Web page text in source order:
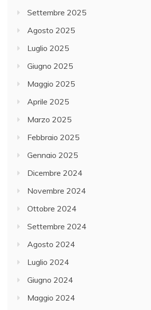
Settembre 2025
Agosto 2025
Luglio 2025
Giugno 2025
Maggio 2025
Aprile 2025
Marzo 2025
Febbraio 2025
Gennaio 2025
Dicembre 2024
Novembre 2024
Ottobre 2024
Settembre 2024
Agosto 2024
Luglio 2024
Giugno 2024
Maggio 2024